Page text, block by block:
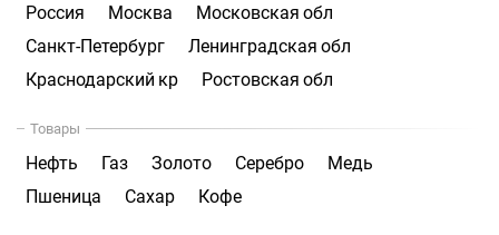
Россия Москва
Московская обл
Санкт-Петербург
Ленинградская обл
Краснодарский кр
Ростовская обл
Товары
Нефть Газ Золото Серебро
Медь
Пшеница
Сахар Кофе